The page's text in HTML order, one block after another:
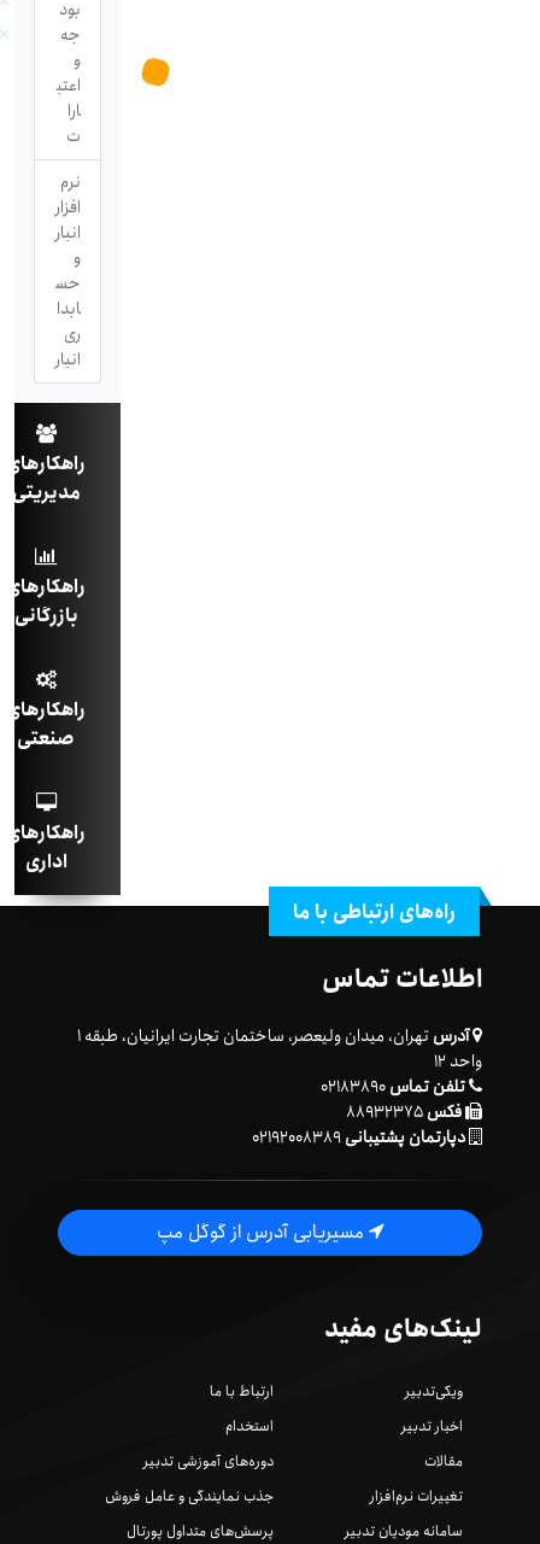
بود
جه
اعتب
ارا
ت
نرم
افزار
انبار
حس
ابدا
ری
انبار
راهکارهای
مدیریتی
راهکارهای
بازرگانی
راهکارهای
صنعتی
راهکارهای
اداری
راه‌های ارتباطی با ما
اطلاعات تماس
آدرس
تهران، میدان ولیعصر، ساختمان تجارت ایرانیان، طبقه ۱
واحد ۱۲
تلفن تماس۰۲۱۸۳۸۹۰
فکس۸۸۹۳۲۳۷۵
دپارتمان پشتیبانی۰۲۱۹۲۰۰۸۳۸۹
مسیریابی آدرس از گوگل مپ
لینک‌های مفید
ویکی‌تدبیر
اخبار تدبیر
مقالات
تغییرات نرم‌افزار
سامانه مودیان تدبیر
ارتباط با ما
استخدام
دوره‌های آموزشی تدبیر
جذب نمایندگی و عامل فروش
پرسش‌های متداول پورتال